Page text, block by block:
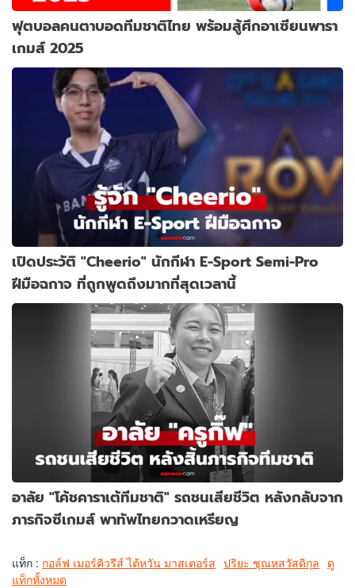
ฟุตบอลคนตาบอดทีมชาติไทย พร้อมสู้ศึกอาเซียนพารา
เกมส์ 2025
เปิดประวัติ "Cheerio" นักกีฬา E-Sport Semi-Pro
ฝีมือฉกาจ ที่ถูกพูดถึงมากที่สุดเวลานี้
อาลัย "โค้ชคาราเต้ทีมชาติ" รถชนเสียชีวิต หลังกลับจาก
ภารกิจซีเกมส์ พาทัพไทยกวาดเหรียญ
แท็ก : กอล์ฟ เมอร์คิวรีส์ ไต้หวัน มาสเตอร์ส ปริยะ ชุณหสวัสดิกุล ดู
แท็กทั้งหมด